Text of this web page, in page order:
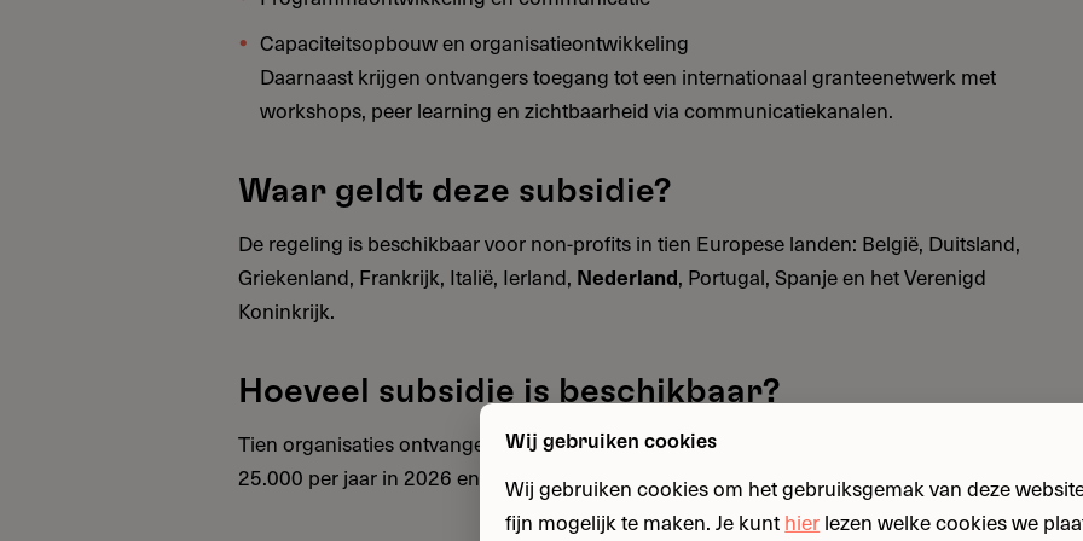
Capaciteitsopbouw en organisatieontwikkeling
Daarnaast krijgen ontvangers toegang tot een internationaal granteenetwerk met
workshops, peer learning en zichtbaarheid via communicatiekanalen.
Waar geldt deze subsidie?
De regeling is beschikbaar voor non-profits in tien Europese landen: België, Duitsland,
Griekenland, Frankrijk, Italië, Ierland, Nederland, Portugal, Spanje en het Verenigd
Koninkrijk.
Hoeveel subsidie is beschikbaar?
Tien organisaties ontvangen elk € 50.000, verspreid over twee jaar. Dat betekent €
25.000 per jaar in 2026 en 2027. Cofinanciering is niet verplicht.
Wij gebruiken cookies
Wij gebruiken cookies om het gebruiksgemak van deze
fijn mogelijk te maken. Je kunt hier lezen welke cookies we